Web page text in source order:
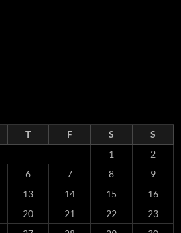
T F S
S
1
2
6 7 8
9
13 14 15
16
20 21 22
23